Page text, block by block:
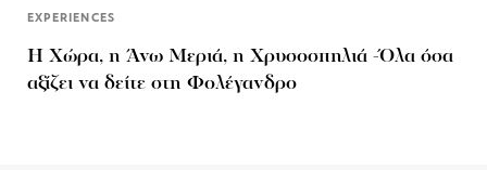
EXPERIENCES
Η Χώρα, η Άνω Μεριά, η Χρυσοσπηλιά -Όλα όσα
αξίζει να δείτε στη Φολέγανδρο